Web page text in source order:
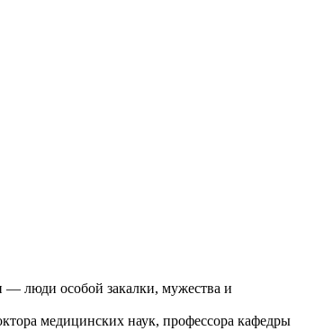
— люди особой закалки, мужества и
медицинских наук, профессора кафедры